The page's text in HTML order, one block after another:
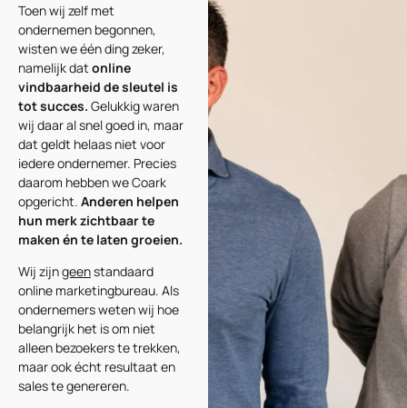
Toen wij zelf met
ondernemen begonnen,
wisten we één ding zeker,
namelijk dat online
vindbaarheid de sleutel is
tot succes. Gelukkig waren
wij daar al snel goed in, maar
dat geldt helaas niet voor
iedere ondernemer. Precies
daarom hebben we Coark
opgericht. Anderen helpen
hun merk zichtbaar te
maken én te laten groeien.
Wij zijngeenstandaard
online marketingbureau. Als
ondernemers weten wij hoe
belangrijk het is om niet
alleen bezoekers te trekken,
maar ook écht resultaat en
sales te genereren.